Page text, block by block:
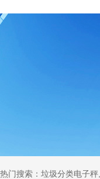
热门搜索：垃圾分类电子